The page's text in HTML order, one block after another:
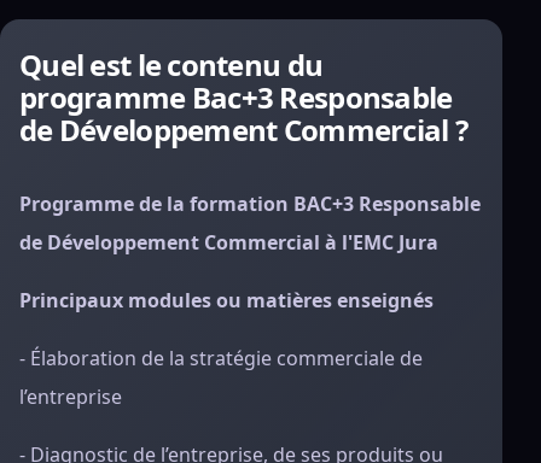
Quel est le contenu du
programme Bac+3 Responsable
de Développement Commercial ?
Programme de la formation BAC+3 Responsable
de Développement Commercial à l'EMC Jura
Principaux modules ou matières enseignés
- Élaboration de la stratégie commerciale de
l’entreprise
- Diagnostic de l’entreprise, de ses produits ou